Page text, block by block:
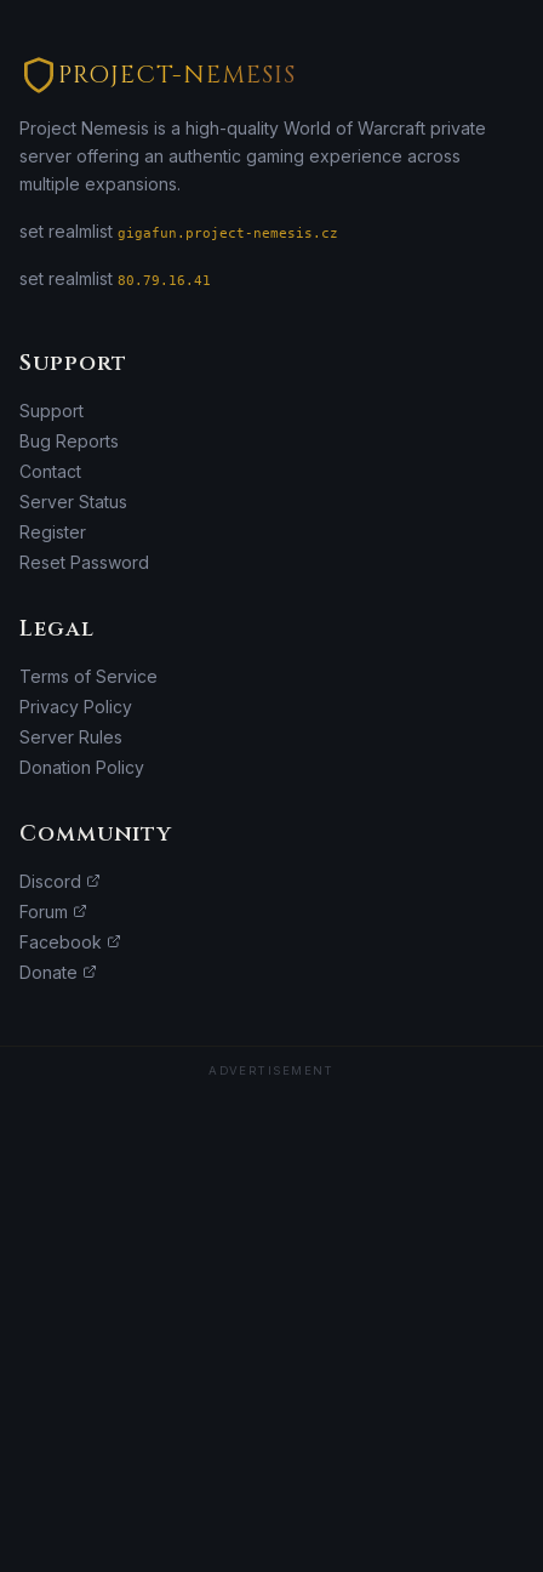
PROJECT-NEMESIS
Project Nemesis is a high-quality World of Warcraft private
server offering an authentic gaming experience across
multiple expansions.
set realmlist gigafun.project-nemesis.cz
set realmlist 80.79.16.41
Support
Support
Bug Reports
Contact
Server Status
Register
Reset Password
Legal
Terms of Service
Privacy Policy
Server Rules
Donation Policy
Community
Discord
Forum
Facebook
Donate
ADVERTISEMENT